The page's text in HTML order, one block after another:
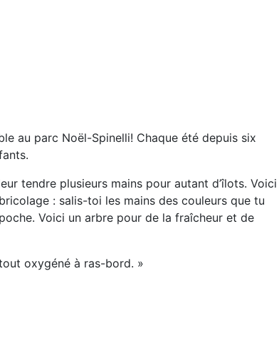
au parc Noël-Spinelli! Chaque été depuis six
tendre plusieurs mains pour autant d’îlots. Voici
: salis-toi les mains des couleurs que tu
Voici un arbre pour de la fraîcheur et de
oxygéné à ras-bord. »